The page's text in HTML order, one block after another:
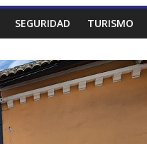
SEGURIDAD TURISMO